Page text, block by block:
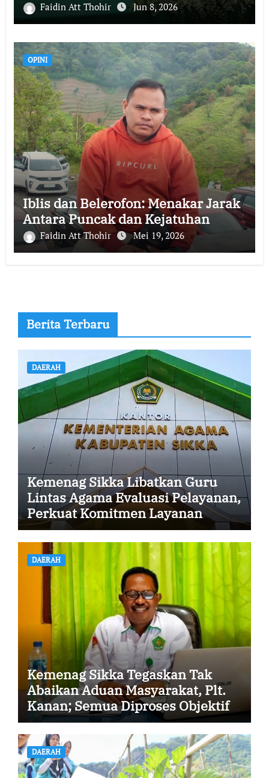
Faidin Att Thohir Jun 8, 2026
OPINI
Iblis dan Belerofon: Menakar Jarak
Antara Puncak dan Kejatuhan
Faidin Att Thohir Mei 19, 2026
Berita Terbaru
DAERAH
Kemenag Sikka Libatkan Guru
Lintas Agama Evaluasi Pelayanan,
Perkuat Komitmen Layanan
Profesional dan Humanis
DAERAH
Kemenag Sikka Tegaskan Tak
Abaikan Aduan Masyarakat, Plt.
Kanan; Semua Diproses Objektif
dan Transparan
DAERAH